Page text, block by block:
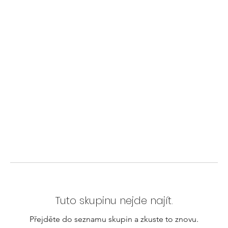
Tuto skupinu nejde najít.
Přejděte do seznamu skupin a zkuste to znovu.